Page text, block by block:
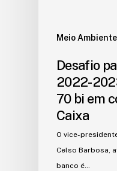
Meio Ambiente
Desafio
2022-
70 bi em
Caixa
O vice-
Celso Barbosa,
banco é…